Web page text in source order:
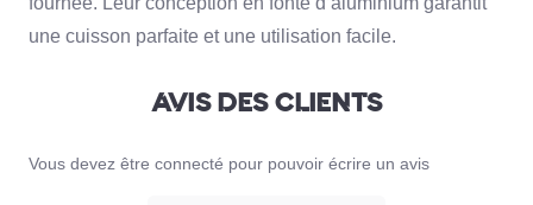
une cuisson parfaite et une utilisation facile.
AVIS DES CLIENTS
Vous devez être connecté pour pouvoir écrire un avis